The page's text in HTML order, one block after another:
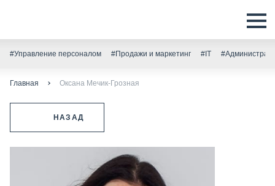
#Управление персоналом #Продажи и маркетинг #IT
Главная Оксана Мечик-Грозная
НАЗАД